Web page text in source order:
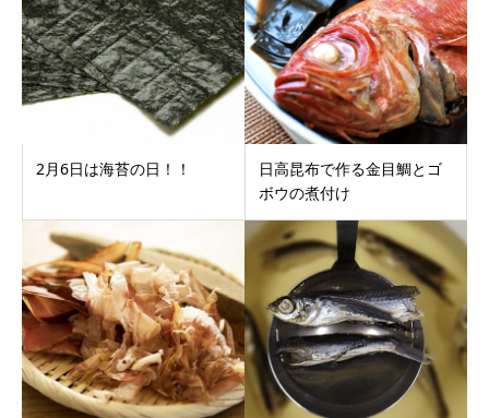
2月6日は海苔の日！！
日高昆布で作る金目鯛とゴ
ボウの煮付け